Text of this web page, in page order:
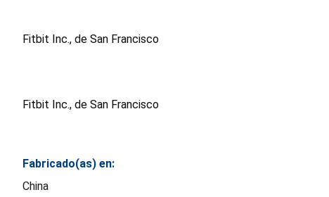
Fitbit Inc., de San Francisco
Fitbit Inc., de San Francisco
Fabricado(as) en:
China